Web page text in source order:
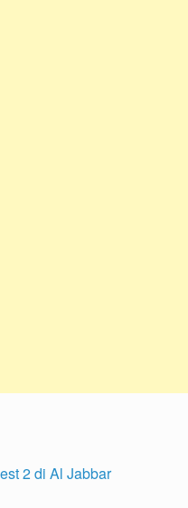
2 di Al Jabbar